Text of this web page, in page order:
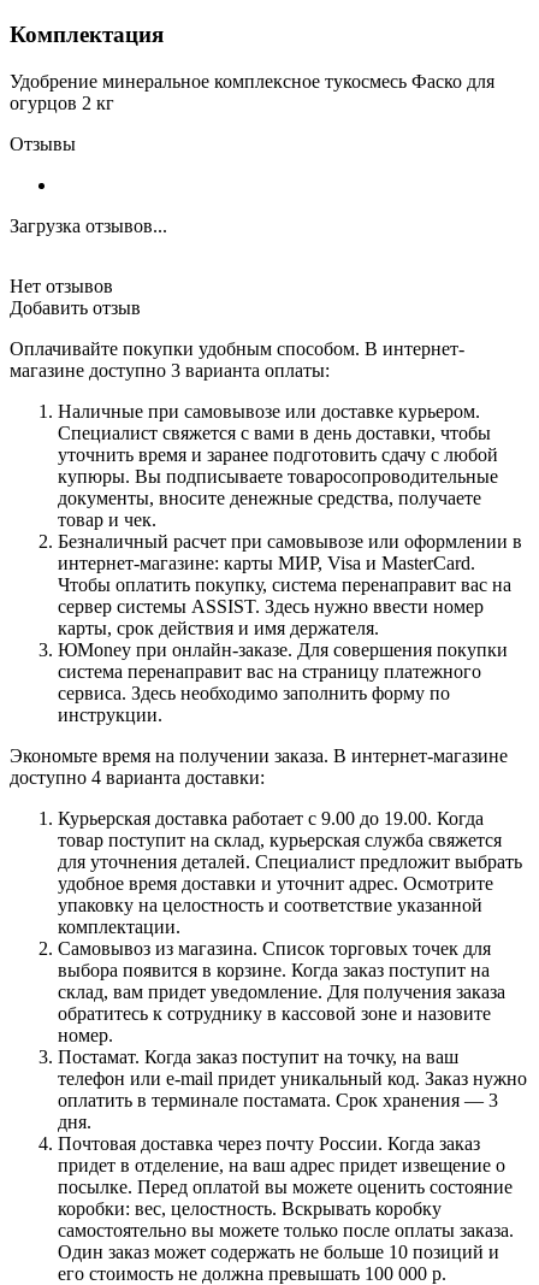
Комплектация
Удобрение минеральное комплексное тукосмесь Фаско для
огурцов 2 кг
Отзывы
Загрузка отзывов...
Нет отзывов
Добавить отзыв
Оплачивайте покупки удобным способом. В интернет-
магазине доступно 3 варианта оплаты:
Наличные при самовывозе или доставке курьером.
Специалист свяжется с вами в день доставки, чтобы
уточнить время и заранее подготовить сдачу с любой
купюры. Вы подписываете товаросопроводительные
документы, вносите денежные средства, получаете
товар и чек.
Безналичный расчет при самовывозе или оформлении в
интернет-магазине: карты МИР, Visa и MasterCard.
Чтобы оплатить покупку, система перенаправит вас на
сервер системы ASSIST. Здесь нужно ввести номер
карты, срок действия и имя держателя.
ЮMoney при онлайн-заказе. Для совершения покупки
система перенаправит вас на страницу платежного
сервиса. Здесь необходимо заполнить форму по
инструкции.
Экономьте время на получении заказа. В интернет-магазине
доступно 4 варианта доставки:
Курьерская доставка работает с 9.00 до 19.00. Когда
товар поступит на склад, курьерская служба свяжется
для уточнения деталей. Специалист предложит выбрать
удобное время доставки и уточнит адрес. Осмотрите
упаковку на целостность и соответствие указанной
комплектации.
Самовывоз из магазина. Список торговых точек для
выбора появится в корзине. Когда заказ поступит на
склад, вам придет уведомление. Для получения заказа
обратитесь к сотруднику в кассовой зоне и назовите
номер.
Постамат. Когда заказ поступит на точку, на ваш
телефон или e-mail придет уникальный код. Заказ нужно
оплатить в терминале постамата. Срок хранения — 3
дня.
Почтовая доставка через почту России. Когда заказ
придет в отделение, на ваш адрес придет извещение о
посылке. Перед оплатой вы можете оценить состояние
коробки: вес, целостность. Вскрывать коробку
самостоятельно вы можете только после оплаты заказа.
Один заказ может содержать не больше 10 позиций и
его стоимость не должна превышать 100 000 р.